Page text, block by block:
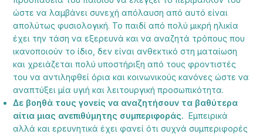
ώστε να λαμβάνει συνεχή απόλαυση από αυτό είναι
απολύτως φυσιολογική. Το παιδί από πολύ μικρή ηλικία
έχει την τάση να εξερευνά και να αναζητά τρόπους που
ικανοποιούν το ίδιο, δεν είναι ανθεκτικό στη ματαίωση
και χρειάζεται πολύ υποστήριξη από τους φροντιστές
του να αντιληφθεί όρια και κοινωνικούς κανόνες ώστε να
αναπτύξει μία υγιή και λειτουργική προσωπικότητα.
Δε βοηθά τους γονείς να αναζητήσουν τα βαθύτερα
αίτια μιας ανεπιθύμητης συμπεριφοράς. Εμπειρικά
αλλά και ερευνητικά έχει φανεί ότι συχνά συμπεριφορές